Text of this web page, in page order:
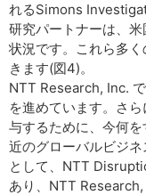
れるSimons
研究パートナーは、
状況です。これら多
きます(図4)。
NTT Research, Inc.
を進めています。さ
与するために、今何
近のグローバルビジ
として、NTT
あり、NTT